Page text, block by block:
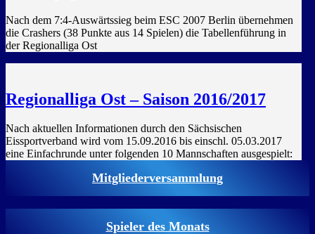
Nach dem 7:4-Auswärtssieg beim ESC 2007 Berlin übernehmen
die Crashers (38 Punkte aus 14 Spielen) die Tabellenführung in
der Regionalliga Ost
Regionalliga Ost – Saison 2016/2017
Nach aktuellen Informationen durch den Sächsischen
Eissportverband wird vom 15.09.2016 bis einschl. 05.03.2017
eine Einfachrunde unter folgenden 10 Mannschaften ausgespielt:
Mitgliederversammlung
Spieler des Monats